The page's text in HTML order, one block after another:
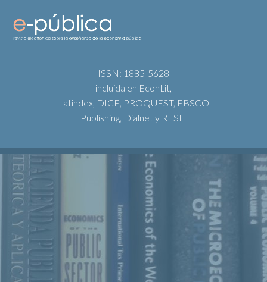
ISSN: 1885-5628
incluida en EconLit,
Latindex, DICE, PROQUEST, EBSCO
Publishing, Dialnet y RESH